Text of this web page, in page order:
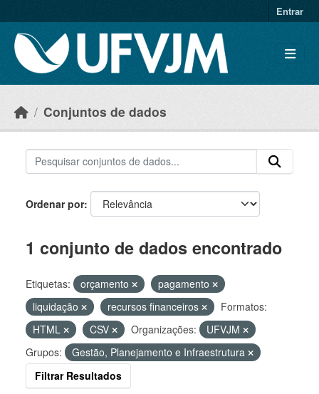
Entrar
Conjuntos de dados
Ordenar por
1 conjunto de dados encontrado
Etiquetas: orçamento
pagamento
liquidação
recursos financeiros
Formatos:
HTML
CSV Organizações:
UFVJM
Grupos:
Gestão, Planejamento e Infraestrutura
Filtrar Resultados